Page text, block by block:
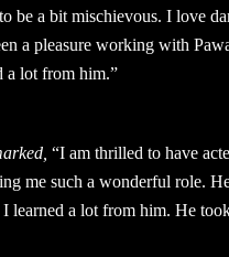
be a bit mischievous. I love
a pleasure working with
a lot from him.”
“I am thrilled to have
me such a wonderful role.
learned a lot from him. He